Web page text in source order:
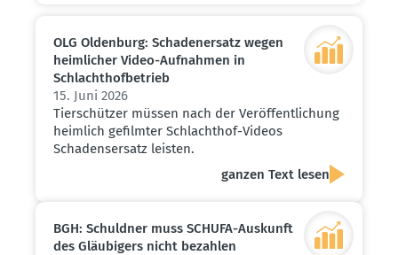
OLG Oldenburg: Schaden­ersatz wegen
heimlicher Video-Aufnahmen in
Schlacht­hof­be­trieb
15. Juni 2026
Tierschützer müssen nach der Veröffentlichung
heimlich gefilmter Schlachthof-Videos
Schadensersatz leisten.
ganzen Text lesen
BGH: Schuldner muss SCHUFA-Auskunft
des Gläubigers nicht bezahlen